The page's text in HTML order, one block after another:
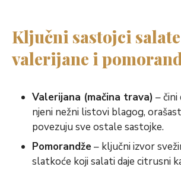
Ključni sastojci
valerijane i
Valerijana (mačina trava) –
njeni nežni listovi blagog,
povezuju sve ostale sastojke.
Pomorandže– ključni izvor
slatkoće koji salati daje citrusni